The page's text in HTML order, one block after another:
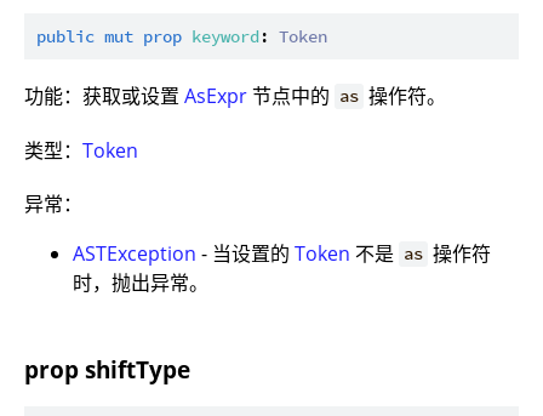
public mut prop keyword: Token
功能：获取或设置 AsExpr节点中的 as 操作符。
类型： Token
异常：
ASTException - 当设置的 Token 不是 as 操作符
时，抛出异常。
prop shiftType